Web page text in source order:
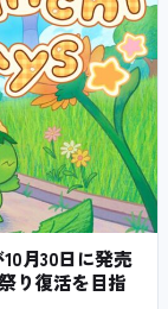
月30日に発売
り復活を目指